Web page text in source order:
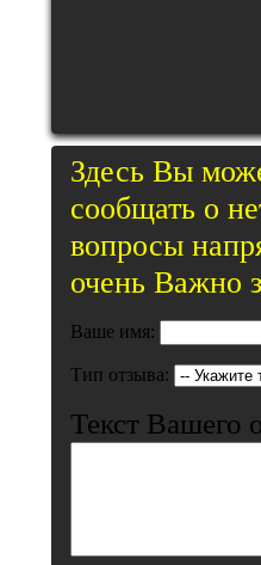
Здесь Вы
сообщать о
вопросы
очень Важно
Ваше имя:
Тип отзыва:
Текст Вашего